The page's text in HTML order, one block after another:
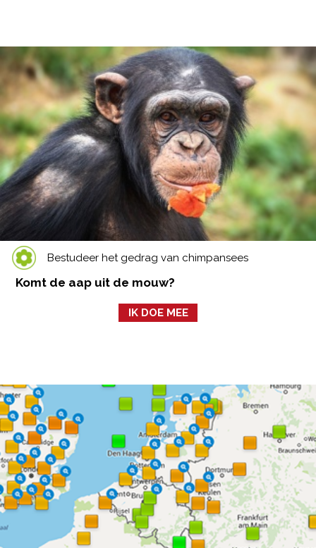
Bestudeer het gedrag van chimpansees
Komt de aap uit de mouw?
IK DOE MEE